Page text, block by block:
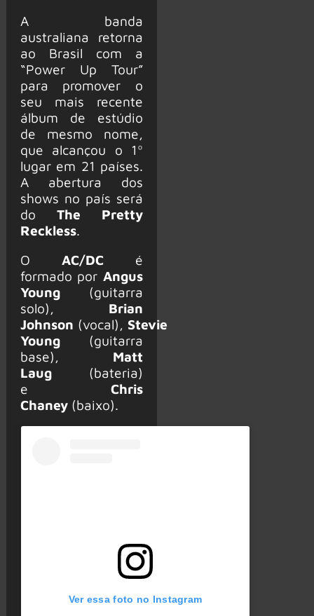
A banda
australiana retorna
ao Brasil com a
“Power Up Tour”
para promover o
seu mais recente
álbum de estúdio
de mesmo nome,
que alcançou o 1º
lugar em 21 países.
A abertura dos
shows no país será
doThe Pretty
Reckless.
O AC/DC é
formado por Angus
Young (guitarra
solo), Brian
Johnson (vocal), Stevie
Young(guitarra
base), Matt
Laug (bateria)
e Chris
Chaney (baixo).
Ver essa foto no Instagram